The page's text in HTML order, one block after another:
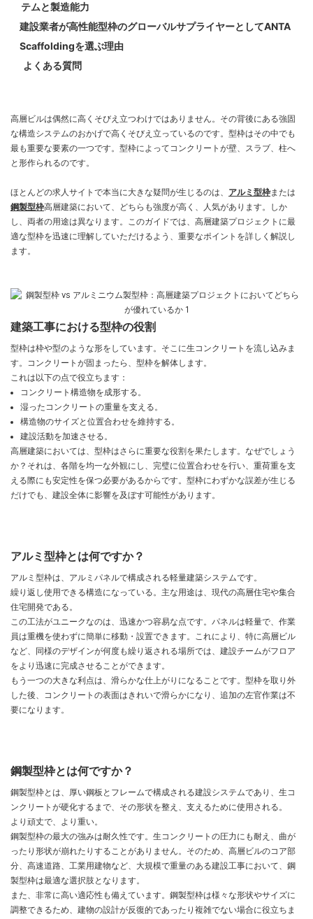
4. 工業用建物（工場、プラント）
5．迅速住宅プロジェクト
テムと製造能力
建設業者が高性能型枠のグローバルサプライヤーとしてANTA
Scaffoldingを選ぶ理由
よくある質問
高層ビルは偶然に高くそびえ立つわけではありません。その背後にある強固
な構造システムのおかげで高くそびえ立っているのです。型枠はその中でも
最も重要な要素の一つです。型枠によってコンクリートが壁、スラブ、柱へ
と形作られるのです。
ほとんどの求人サイトで本当に大きな疑問が生じるのは、 アルミ型枠または
鋼製型枠高層建築において、どちらも強度が高く、人気があります。しか
し、両者の用途は異なります。このガイドでは、高層建築プロジェクトに最
適な型枠を迅速に理解していただけるよう、重要なポイントを詳しく解説し
ます。
建築工事における型枠の役割
型枠は枠や型のような形をしています。そこに生コンクリートを流し込みま
す。コンクリートが固まったら、型枠を解体します。
これは以下の点で役立ちます：
コンクリート構造物を成形する。
湿ったコンクリートの重量を支える。
構造物のサイズと位置合わせを維持する。
建設活動を加速させる。
高層建築においては、型枠はさらに重要な役割を果たします。なぜでしょう
か？それは、各階を均一な外観にし、完璧に位置合わせを行い、重荷重を支
える際にも安定性を保つ必要があるからです。型枠にわずかな誤差が生じる
だけでも、建設全体に影響を及ぼす可能性があります。
アルミ型枠とは何ですか？
アルミ型枠は、アルミパネルで構成される軽量建築システムです。
繰り返し使用できる構造になっている。主な用途は、現代の高層住宅や集合
住宅開発である。
この工法がユニークなのは、迅速かつ容易な点です。パネルは軽量で、作業
員は重機を使わずに簡単に移動・設置できます。これにより、特に高層ビル
など、同様のデザインが何度も繰り返される場所では、建設チームがフロア
をより迅速に完成させることができます。
もう一つの大きな利点は、滑らかな仕上がりになることです。型枠を取り外
した後、コンクリートの表面はきれいで滑らかになり、追加の左官作業は不
要になります。
鋼製型枠とは何ですか？
鋼製型枠とは、厚い鋼板とフレームで構成される建設システムであり、生コ
ンクリートが硬化するまで、その形状を整え、支えるために使用される。
より頑丈で、より重い。
鋼製型枠の最大の強みは耐久性です。生コンクリートの圧力にも耐え、曲が
ったり形状が崩れたりすることがありません。そのため、高層ビルのコア部
分、高速道路、工業用建物など、大規模で重量のある建設工事において、鋼
製型枠は最適な選択肢となります。
また、非常に高い適応性も備えています。鋼製型枠は様々な形状やサイズに
調整できるため、建物の設計が反復的であったり複雑でない場合に役立ちま